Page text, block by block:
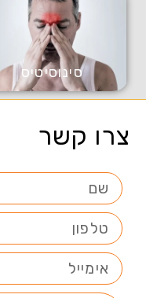
סינוסיטיס
צרו קשר